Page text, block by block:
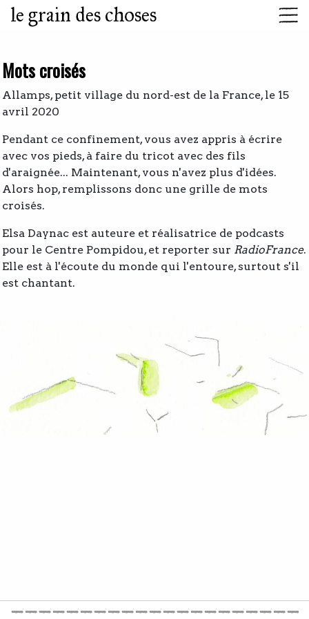
le grain des choses
Mots croisés
Allamps, petit village du nord-est de la France, le 15
avril 2020
Pendant ce confinement, vous avez appris à écrire
avec vos pieds, à faire du tricot avec des fils
d'araignée... Maintenant, vous n'avez plus d'idées.
Alors hop, remplissons donc une grille de mots
croisés.
Elsa Daynac est auteure et réalisatrice de podcasts
pour le Centre Pompidou, et reporter sur RadioFrance.
Elle est à l'écoute du monde qui l'entoure, surtout s'il
est chantant.